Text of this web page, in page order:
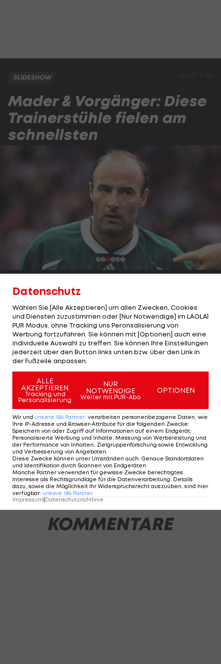
SLIDESHOW
Mader & Vorgänger: Diese
Trainerstühle fielen am
schnellsten
Nachfolger: Goran Stanisavljevic
Zehn Spiele in Folge hatten die Lustenauer nicht
gewonnen und damit auf dem vorletzten Platz
überwintert. Als dann beim Hallenturnier in
Dornbirn auch nur ein Team schlechter war, zog
Klub-Boss Hubert Nagel die Reißleine. Ob's die
Spieler gefreut hat, ist nicht wirklich klar.
Immerhin wurde aber ihr Winterurlaub dadurch
um ein paar Tage verlängert. Nachfolger Goran
Stanisavljevic konnte auch nichts ändern – der
Ländle-Klub musste sogar noch absteigen.
3 VON 51
KOMMENTARE
Datenschutz
Wählen Sie [Alle Akzeptieren] um allen Zwecken, Cookies
und Diensten zuzustimmen oder [Nur Notwendige] im LAOLA1
PUR Modus, ohne Tracking uns Peronsalisierung von
Werbung fortzufahren. Sie können mit [Optionen] auch eine
individuelle Auswahl zu treffen. Sie können Ihre Einstellungen
jederzeit über den Button links unten bzw. über den Link in
der Fußzeile anpassen.
ALLE
AKZEPTIEREN
Tracking und
Personalisierung
NUR
NOTWENDIGE
Weiter mit PUR-Abo
OPTIONEN
Wir und unsere 186 Partner verarbeiten personenbezogene Daten, wie
Ihre IP-Adresse und Browser-Attribute für die folgenden Zwecke:
Speichern von oder Zugriff auf Informationen auf einem Endgerät;
Personalisierte Werbung und Inhalte, Messung von Werbeleistung und
der Performance von Inhalten, Zielgruppenforschung sowie Entwicklung
und Verbesserung von Angeboten
Diese Zwecke können unter Umständen auch: Genaue Standortdaten
und Identifikation durch Scannen von Endgeräten
Manche Partner verwenden für gewisse Zwecke berechtigtes
Interesse als Rechtsgrundlage für die Datenverarbeitung. Details
dazu, sowie die Möglichkeit Ihr Widerspruchsrecht auszuüben, sind hier
verfügbar: unsere 186 Partner
Impressum|Datenschutzrichtlinie